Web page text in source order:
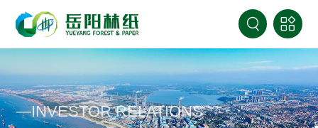
—INVESTOR RELATIONS